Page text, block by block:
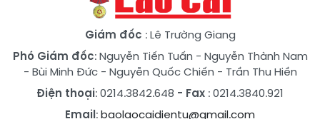
Giám đốc : Lê Trường Giang
Phó Giám đốc:Nguyễn Tiến Tuấn - Nguyễn Thành Nam
- Bùi Minh Đức- Nguyễn Quốc Chiến - Trần Thu Hiền
Điện thoại: 0214.3842.648 - Fax : 0214.3840.921
Email:baolaocaidientu@gmail.com